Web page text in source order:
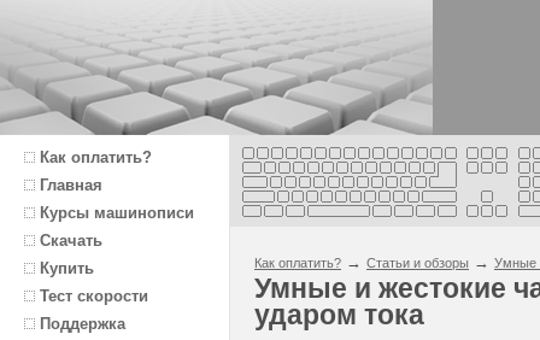
Как оплатить?
Главная
Курсы машинописи
Скачать
Купить
Тест скорости
Поддержка
Как оплатить? → Статьи и обзоры → Умные
Умные и жестокие
ударом тока